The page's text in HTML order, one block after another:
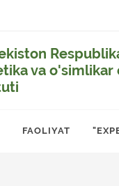
va
FAOLIYAT